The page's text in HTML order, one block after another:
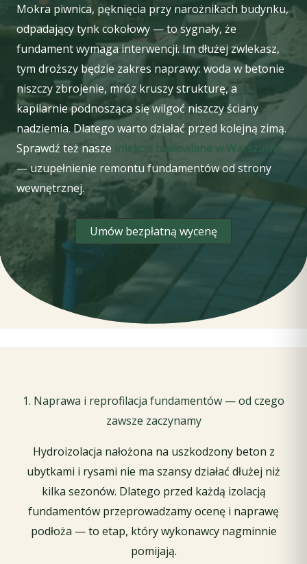
Mokra piwnica, pęknięcia przy narożnikach budynku,
odpadający tynk cokołowy — to sygnały, że
fundament wymaga interwencji. Im dłużej zwlekasz,
tym droższy będzie zakres naprawy: woda w betonie
niszczy zbrojenie, mróz kruszy strukturę, a
kapilarnie podnosząca się wilgoć niszczy ściany
nadziemia. Dlatego warto działać przed kolejną zimą.
Sprawdź też nasze iniekcje budowlane w Warszawie
— uzupełnienie remontu fundamentów od strony
wewnętrznej.
Umów bezpłatną wycenę
1. Naprawa i reprofilacja fundamentów — od czego
zawsze zaczynamy
Hydroizolacja nałożona na uszkodzony beton z
ubytkami i rysami nie ma szansy działać dłużej niż
kilka sezonów. Dlatego przed każdą izolacją
fundamentów przeprowadzamy ocenę i naprawę
podłoża — to etap, który wykonawcy nagminnie
pomijają.